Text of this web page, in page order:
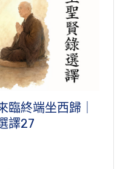
終端坐西歸｜
譯27